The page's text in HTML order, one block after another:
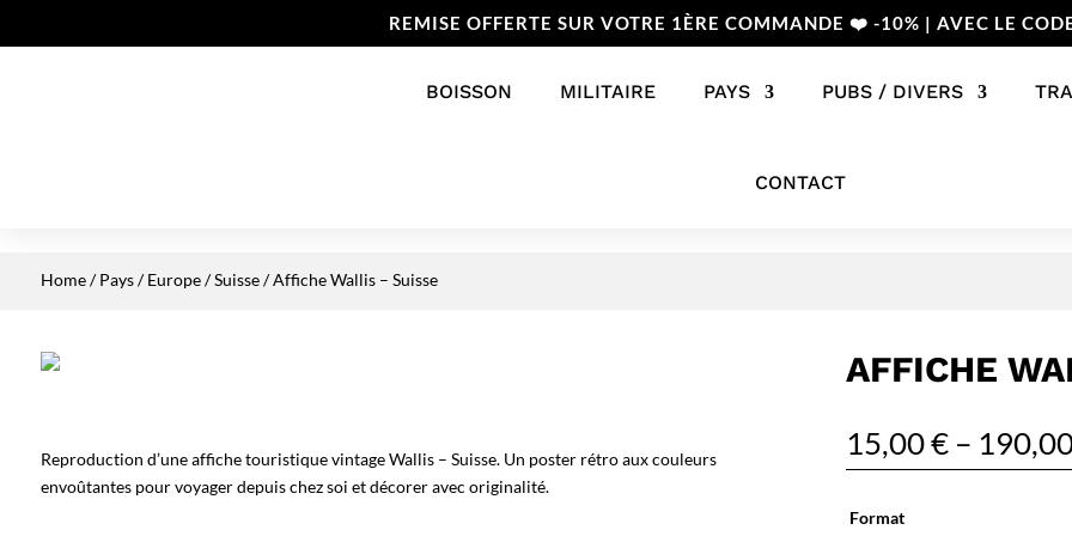
REMISE OFFERTE SUR VOTRE 1ÈRE COMMANDE ❤️ -10% | AVEC LE
BOISSON MILITAIRE PAYS PUBS / DIVERS
CONTACT
Home/Pays/Europe/Suisse/ Affiche Wallis – Suisse
Reproduction d’une affiche touristique vintage Wallis – Suisse. Un poster rétro aux couleurs
envoûtantes pour voyager depuis chez soi et décorer avec originalité.
AFFICHE
15,00€ –
Format